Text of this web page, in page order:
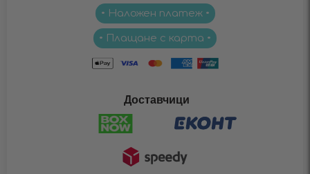
• Наложен платеж •
• Плащане с карта •
Доставчици